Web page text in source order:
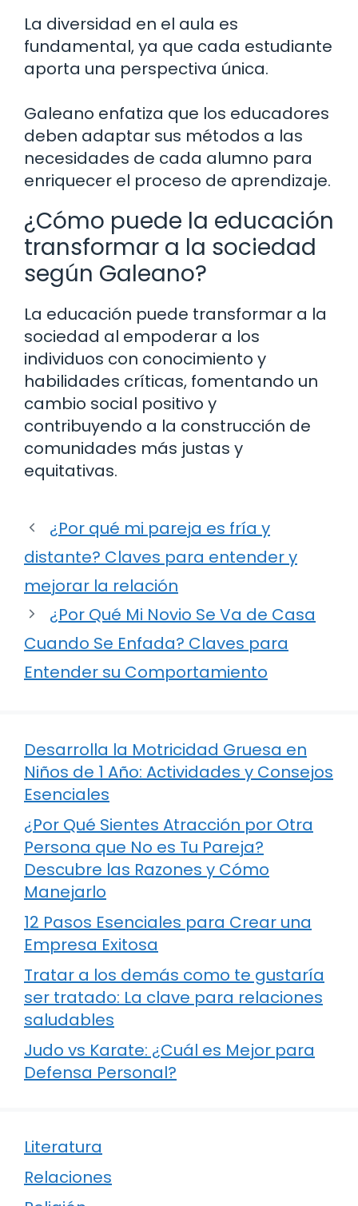
La diversidad en el aula es
fundamental, ya que cada estudiante
aporta una perspectiva única.
Galeano enfatiza que los educadores
deben adaptar sus métodos a las
necesidades de cada alumno para
enriquecer el proceso de aprendizaje.
¿Cómo puede la educación
transformar a la sociedad
según Galeano?
La educación puede transformar a la
sociedad al empoderar a los
individuos con conocimiento y
habilidades críticas, fomentando un
cambio social positivo y
contribuyendo a la construcción de
comunidades más justas y
equitativas.
¿Por qué mi pareja es fría y
distante? Claves para entender y
mejorar la relación
¿Por Qué Mi Novio Se Va de Casa
Cuando Se Enfada? Claves para
Entender su Comportamiento
Desarrolla la Motricidad Gruesa en
Niños de 1 Año: Actividades y Consejos
Esenciales
¿Por Qué Sientes Atracción por Otra
Persona que No es Tu Pareja?
Descubre las Razones y Cómo
Manejarlo
12 Pasos Esenciales para Crear una
Empresa Exitosa
Tratar a los demás como te gustaría
ser tratado: La clave para relaciones
saludables
Judo vs Karate: ¿Cuál es Mejor para
Defensa Personal?
Literatura
Relaciones